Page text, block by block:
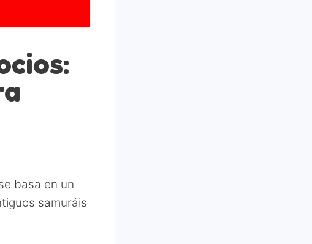
basa en un
samuráis